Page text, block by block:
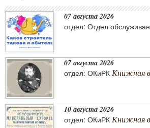
07 августа 2026
отдел: Отдел
07 августа 2026
отдел: ОКиРК Книжная
10 августа 2026
отдел: ОКиРК Книжная